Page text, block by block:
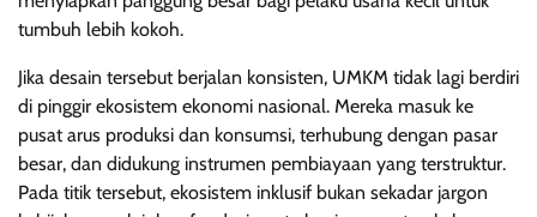
tumbuh lebih kokoh.
Jika desain tersebut berjalan konsisten, UMKM tidak lagi berdiri
di pinggir ekosistem ekonomi nasional. Mereka masuk ke
pusat arus produksi dan konsumsi, terhubung dengan pasar
besar, dan didukung instrumen pembiayaan yang terstruktur.
Pada titik tersebut, ekosistem inklusif bukan sekadar jargon